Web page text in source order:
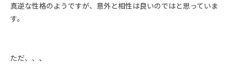
真逆な性格のようですが、意外と相性は良いのではと思っていま
す。
ただ、、、